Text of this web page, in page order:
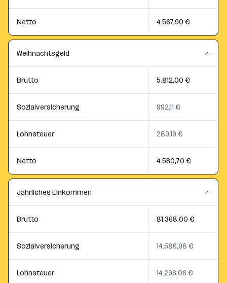
Netto 4.567,90 €
Weihnachtsgeld
Brutto 5.812,00 €
Sozialversicherung 992,11 €
Lohnsteuer 289,19 €
Netto 4.530,70 €
Jährliches Einkommen
Brutto 81.368,00 €
Sozialversicherung 14.586,98 €
Lohnsteuer 14.296,06 €